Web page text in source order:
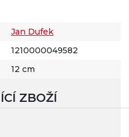
Jan Dufek
1210000049582
12 cm
ZBOŽÍ